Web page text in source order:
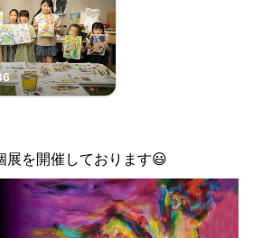
展を開催しております😃